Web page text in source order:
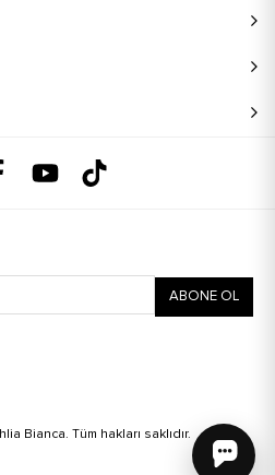
ABONE OL
Bianca. Tüm hakları saklıdır.